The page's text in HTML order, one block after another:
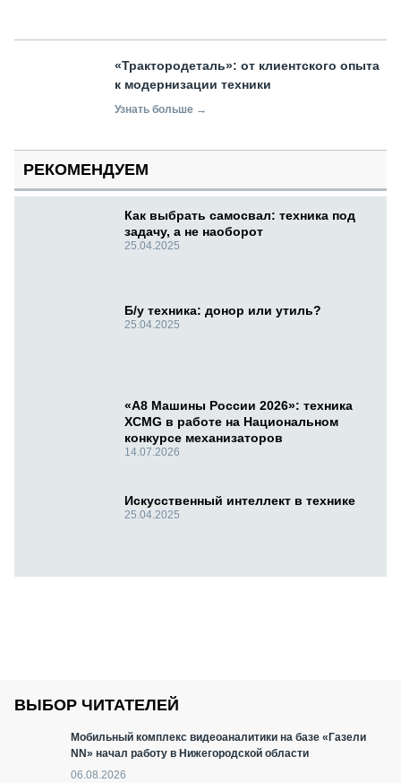
«Трактородеталь»: от клиентского опыта
к модернизации техники
Узнать больше →
РЕКОМЕНДУЕМ
Как выбрать самосвал: техника под
задачу, а не наоборот
25.04.2025
Б/у техника: донор или утиль?
25.04.2025
«А8 Машины России 2026»: техника
XCMG в работе на Национальном
конкурсе механизаторов
14.07.2026
Искусственный интеллект в технике
25.04.2025
ВЫБОР ЧИТАТЕЛЕЙ
Мобильный комплекс видеоаналитики на базе «Газели
NN» начал работу в Нижегородской области
06.08.2026